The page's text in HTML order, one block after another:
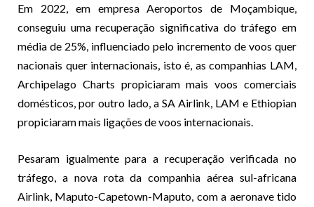
Em 2022, em empresa Aeroportos de Moçambique,
conseguiu uma recuperação significativa do tráfego em
média de 25%, influenciado pelo incremento de voos quer
nacionais quer internacionais, isto é, as companhias LAM,
Archipelago Charts propiciaram mais voos comerciais
domésticos, por outro lado, a SA Airlink, LAM e Ethiopian
propiciaram mais ligações de voos internacionais.
Pesaram igualmente para a recuperação verificada no
tráfego, a nova rota da companhia aérea sul-africana
Airlink, Maputo-Capetown-Maputo, com a aeronave tido